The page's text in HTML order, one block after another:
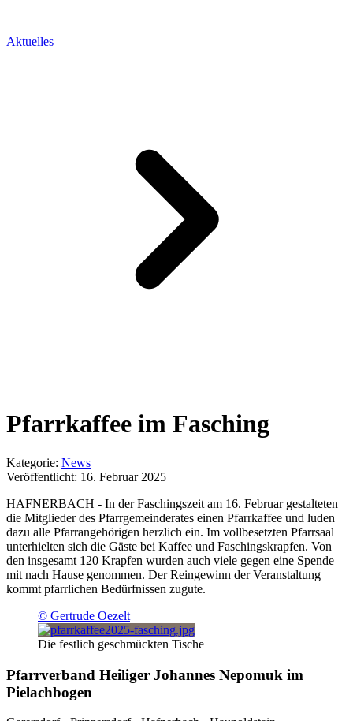
Aktuelles
Pfarrkaffee im Fasching
Kategorie: News
Veröffentlicht: 16. Februar 2025
HAFNERBACH - In der Faschingszeit am 16. Februar gestalteten
die Mitglieder des Pfarrgemeinderates einen Pfarrkaffee und luden
dazu alle Pfarrangehörigen herzlich ein. Im vollbesetzten Pfarrsaal
unterhielten sich die Gäste bei Kaffee und Faschingskrapfen. Von
den insgesamt 120 Krapfen wurden auch viele gegen eine Spende
mit nach Hause genommen. Der Reingewinn der Veranstaltung
kommt pfarrlichen Bedürfnissen zugute.
© Gertrude Oezelt
Die festlich geschmückten Tische
Pfarrverband Heiliger Johannes Nepomuk im
Pielachbogen